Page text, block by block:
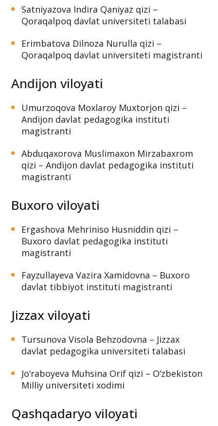
Satniyazova Indira Qaniyaz qizi –
Qoraqalpoq davlat universiteti talabasi
Erimbatova Dilnoza Nurulla qizi –
Qoraqalpoq davlat universiteti magistranti
Andijon viloyati
Umurzoqova Moxlaroy Muxtorjon qizi –
Andijon davlat pedagogika instituti
magistranti
Abduqaxorova Muslimaxon Mirzabaxrom
qizi – Andijon davlat pedagogika instituti
magistranti
Buxoro viloyati
Ergashova Mehriniso Husniddin qizi –
Buxoro davlat pedagogika instituti
magistranti
Fayzullayeva Vazira Xamidovna – Buxoro
davlat tibbiyot instituti magistranti
Jizzax viloyati
Tursunova Visola Behzodovna – Jizzax
davlat pedagogika universiteti talabasi
Jo‘raboyeva Muhsina Orif qizi – O‘zbekiston
Milliy universiteti xodimi
Qashqadaryo viloyati